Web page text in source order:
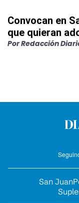
Convocan en
que quieran
PorRedacción
San Juan